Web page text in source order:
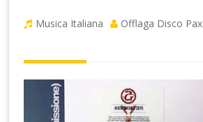
Musica Italiana Offlaga Disco Pax